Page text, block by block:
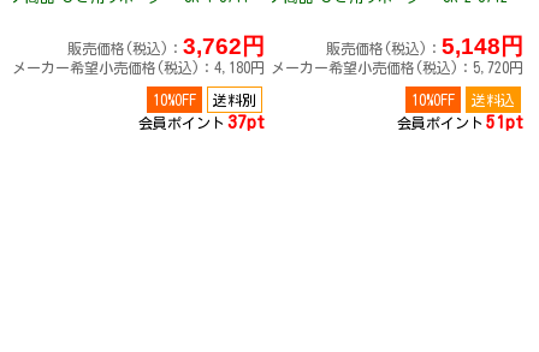
販売価格(税込)： 3,762円
メーカー希望小売価格(税込)：4,180円
10%OFF
送料別
会員ポイント 37pt
販売価格(税込)： 5,148円
メーカー希望小売価格(税込)：5,720円
10%OFF
送料込
会員ポイント 51pt